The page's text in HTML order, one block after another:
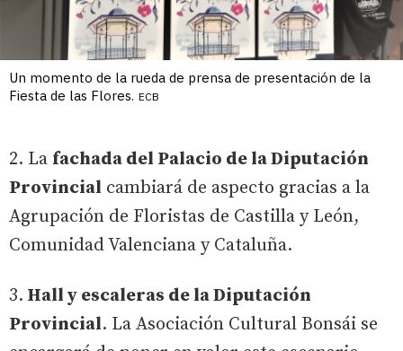
Un momento de la rueda de prensa de presentación de la
Fiesta de las Flores. ECB
2. La fachada del Palacio de la Diputación
Provincial cambiará de aspecto gracias a la
Agrupación de Floristas de Castilla y León,
Comunidad Valenciana y Cataluña.
3. Hall y escaleras de la Diputación
Provincial. La Asociación Cultural Bonsái se